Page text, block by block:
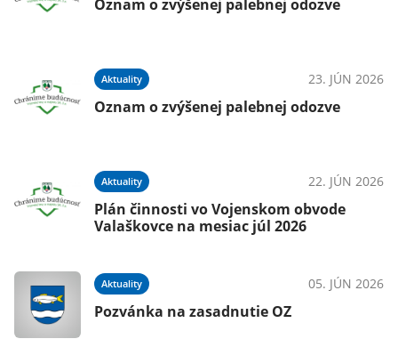
Oznam o zvýšenej palebnej odozve
Aktuality 23. JÚN 2026
Oznam o zvýšenej palebnej odozve
Aktuality 22. JÚN 2026
Plán činnosti vo Vojenskom obvode
Valaškovce na mesiac júl 2026
Aktuality 05. JÚN 2026
Pozvánka na zasadnutie OZ